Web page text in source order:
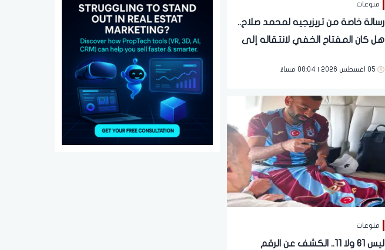
منوعات
رسالة خاصة من تريزيجيه لمحمد صلاح..
هل كان المفتاح الخفي لانتقاله إلى
05 اغسطس 2026 | 08:04 مساءً
منوعات
ليس 61 ولا 11.. الكشف عن الرقم